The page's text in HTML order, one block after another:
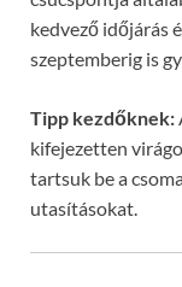
kedvező időjárás
szeptemberig is
Tipp kezdőknek:
kifejezetten
tartsuk be a
utasításokat.